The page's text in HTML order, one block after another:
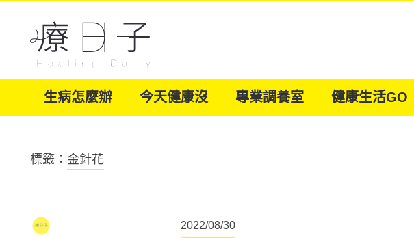
生病怎麼辦 今天健康沒 專業調養室 健康生活GO
標籤： 金針花
2022/08/30